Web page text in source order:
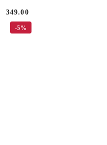
Cena:
349.00
-5%